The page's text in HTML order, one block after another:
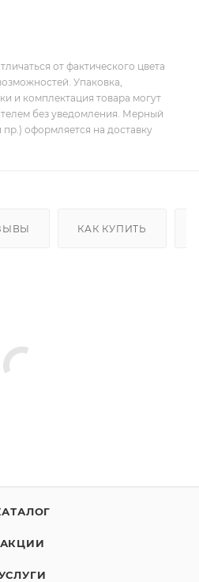
от фактического цвета
Упаковка,
и комплектация товара могут
без уведомления. Мерный
оформляется на доставку
КАК КУПИТЬ
АКЦИИ